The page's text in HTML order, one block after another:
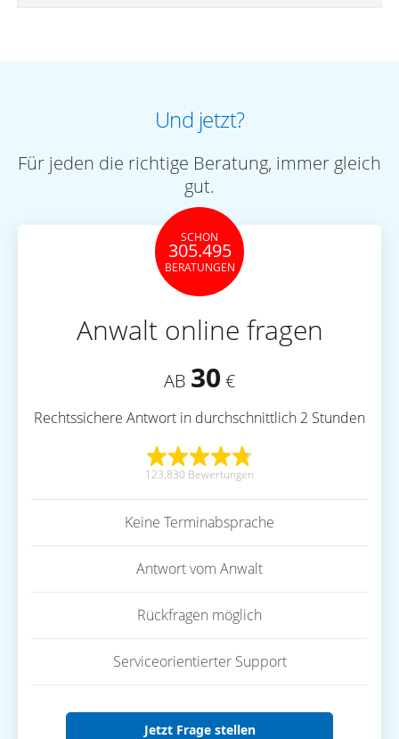
Und jetzt?
Für jeden die richtige Beratung, immer gleich
gut.
SCHON
305.495
BERATUNGEN
Anwalt online fragen
AB 30 €
Rechtssichere Antwort in durchschnittlich 2 Stunden
123.830 Bewertungen
Keine Terminabsprache
Antwort vom Anwalt
Rückfragen möglich
Serviceorientierter Support
Jetzt Frage stellen